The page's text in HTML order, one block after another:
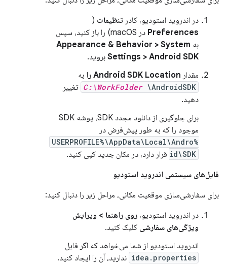
در اندروید استودیو، کادر تنظیمات (
Preferences
در macOS) را باز کنید، سپس
به Appearance & Behavior > System
Settings > Android SDK بروید.
مقدار Android SDK Location را به
C:\WorkFolder\AndroidSDK
تغییر
دهید.
برای جلوگیری از دانلود مجدد SDK، پوشه SDK
موجود را که به طور پیش‌فرض در
%USERPROFILE%\AppData\Local\Andro
id\SDK قرار دارد، در مکان جدید کپی کنید.
فایل‌های سیستمی اندروید استودیو
برای سفارشی‌سازی موقعیت مکانی، مراحل زیر را دنبال کنید:
در اندروید استودیو، روی راهنما > ویرایش
ویژگی‌های سفارشی کلیک کنید.
اندروید استودیو از شما می‌خواهد که اگر فایل
idea.properties ندارید، آن را ایجاد کنید.